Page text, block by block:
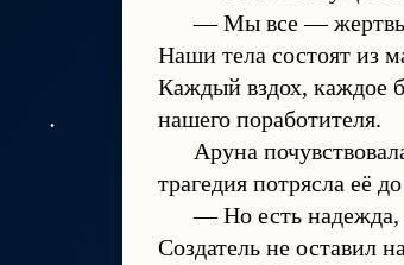
— Мы все — жертвы
Наши тела состоят из
Каждый вздох, каждое
нашего поработителя.
Аруна
трагедия потрясла её
— Но есть надежда,
Создатель не оставил